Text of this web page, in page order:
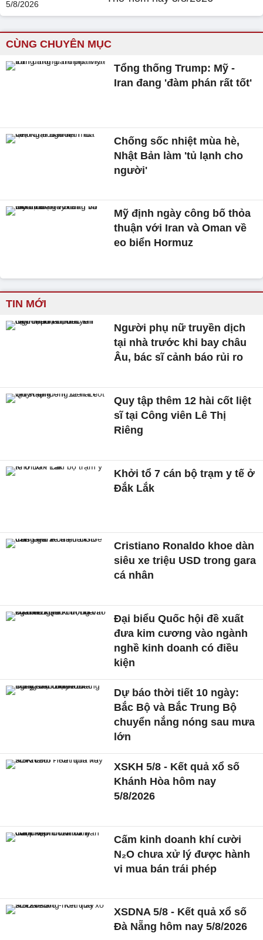
CÙNG CHUYÊN MỤC
Tổng thống Trump: Mỹ -
Iran đang 'đàm phán rất tốt'
Chống sốc nhiệt mùa hè,
Nhật Bản làm 'tủ lạnh cho
người'
Mỹ định ngày công bố thỏa
thuận với Iran và Oman về
eo biển Hormuz
TIN MỚI
Người phụ nữ truyền dịch
tại nhà trước khi bay châu
Âu, bác sĩ cảnh báo rủi ro
Quy tập thêm 12 hài cốt liệt
sĩ tại Công viên Lê Thị
Riêng
Khởi tổ 7 cán bộ trạm y tế ở
Đắk Lắk
Cristiano Ronaldo khoe dàn
siêu xe triệu USD trong gara
cá nhân
Đại biểu Quốc hội đề xuất
đưa kim cương vào ngành
nghề kinh doanh có điều
kiện
Dự báo thời tiết 10 ngày:
Bắc Bộ và Bắc Trung Bộ
chuyển nắng nóng sau mưa
lớn
XSKH 5/8 - Kết quả xổ số
Khánh Hòa hôm nay
5/8/2026
Cấm kinh doanh khí cười
N₂O chưa xử lý được hành
vi mua bán trái phép
XSDNA 5/8 - Kết quả xổ số
Đà Nẵng hôm nay 5/8/2026